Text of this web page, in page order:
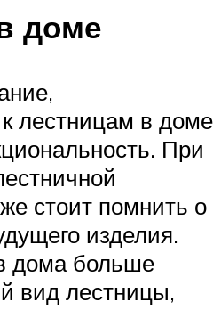
доме
лестницам в доме
При
стоит помнить о
изделия.
дома больше
вид лестницы,